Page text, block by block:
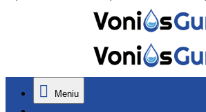
Meniu